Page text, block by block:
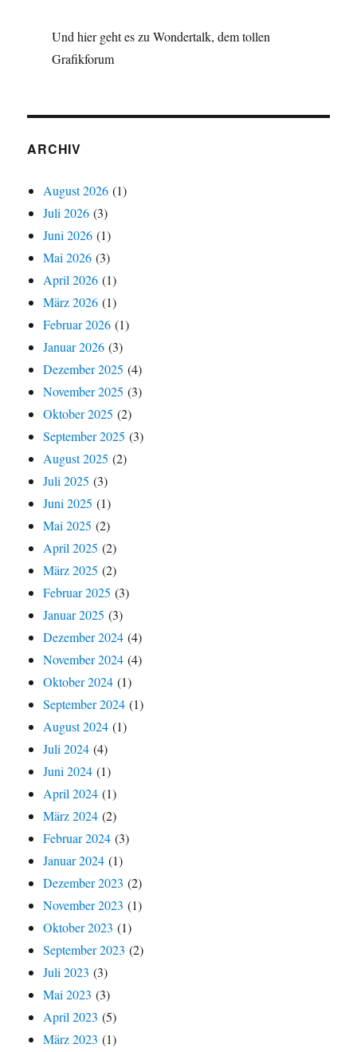
Und hier geht es zu Wondertalk, dem tollen
Grafikforum
ARCHIV
August 2026 (1)
Juli 2026 (3)
Juni 2026 (1)
Mai 2026 (3)
April 2026 (1)
März 2026 (1)
Februar 2026 (1)
Januar 2026 (3)
Dezember 2025 (4)
November 2025 (3)
Oktober 2025 (2)
September 2025 (3)
August 2025 (2)
Juli 2025 (3)
Juni 2025 (1)
Mai 2025 (2)
April 2025 (2)
März 2025 (2)
Februar 2025 (3)
Januar 2025 (3)
Dezember 2024 (4)
November 2024 (4)
Oktober 2024 (1)
September 2024 (1)
August 2024 (1)
Juli 2024 (4)
Juni 2024 (1)
April 2024 (1)
März 2024 (2)
Februar 2024 (3)
Januar 2024 (1)
Dezember 2023 (2)
November 2023 (1)
Oktober 2023 (1)
September 2023 (2)
Juli 2023 (3)
Mai 2023 (3)
April 2023 (5)
März 2023 (1)